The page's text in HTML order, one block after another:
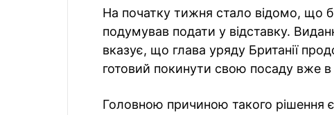
На початку тижня стало відомо, що
подумував подати у відставку.
вказує, що глава уряду Британії
готовий покинути свою посаду вже в
Головною причиною такого рішення